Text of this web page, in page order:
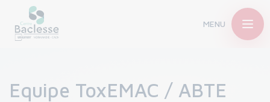
MENU
Equipe ToxEMAC / ABTE